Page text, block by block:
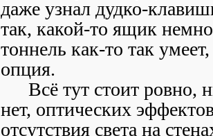
даже узнал дудко-
так, какой-то ящик
тоннель как-то так
опция.
Всё тут стоит ровно,
нет, оптических
отсутствия света на